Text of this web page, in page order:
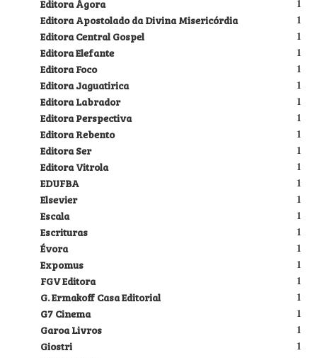
1
Editora Ágora
1
Editora Apostolado da Divina Misericórdia
1
Editora Central Gospel
1
Editora Elefante
1
Editora Foco
1
Editora Jaguatirica
1
Editora Labrador
1
Editora Perspectiva
1
Editora Rebento
1
Editora Ser
1
Editora Vitrola
1
EDUFBA
1
Elsevier
1
Escala
1
Escrituras
1
Évora
1
Expomus
1
FGV Editora
1
G. Ermakoff Casa Editorial
1
G7 Cinema
1
Garoa Livros
1
Giostri